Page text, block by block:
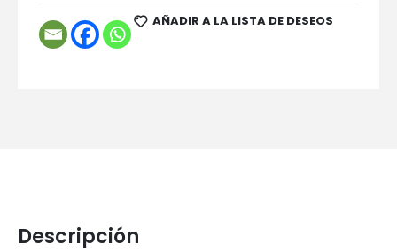
AÑADIR A LA LISTA DE DESEOS
Descripción